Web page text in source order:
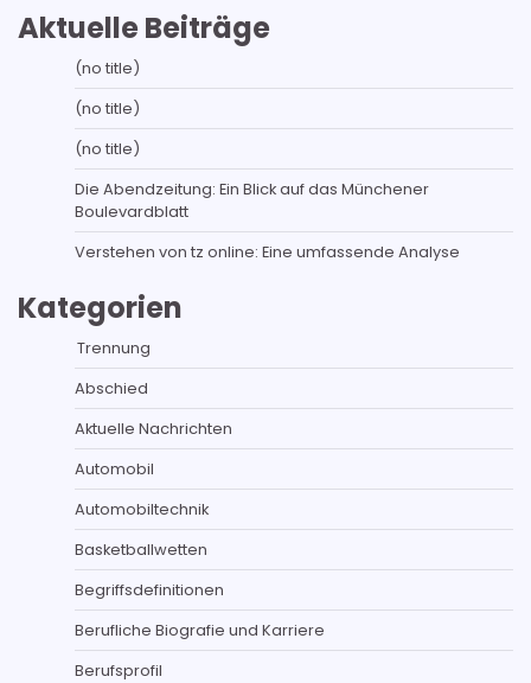
Aktuelle Beiträge
(no title)
(no title)
(no title)
Die Abendzeitung: Ein Blick auf das Münchener
Boulevardblatt
Verstehen von tz online: Eine umfassende Analyse
Kategorien
Trennung
Abschied
Aktuelle Nachrichten
Automobil
Automobiltechnik
Basketballwetten
Begriffsdefinitionen
Berufliche Biografie und Karriere
Berufsprofil